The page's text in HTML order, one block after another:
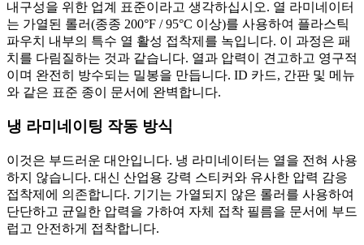
내구성을 위한 업계 표준이라고 생각하십시오. 열 라미네이터
는 가열된 롤러(종종 200°F / 95°C 이상)를 사용하여 플라스틱
파우치 내부의 특수 열 활성 접착제를 녹입니다. 이 과정은 패
치를 다림질하는 것과 같습니다. 열과 압력이 견고하고 영구적
이며 완전히 방수되는 밀봉을 만듭니다. ID 카드, 간판 및 메뉴
와 같은 표준 종이 문서에 완벽합니다.
냉 라미네이팅 작동 방식
이것은 부드러운 대안입니다. 냉 라미네이터는 열을 전혀 사용
하지 않습니다. 대신 산업용 강력 스티커와 유사한 압력 감응
접착제에 의존합니다. 기기는 가열되지 않은 롤러를 사용하여
단단하고 균일한 압력을 가하여 자체 접착 필름을 문서에 부드
럽고 안전하게 접착합니다.